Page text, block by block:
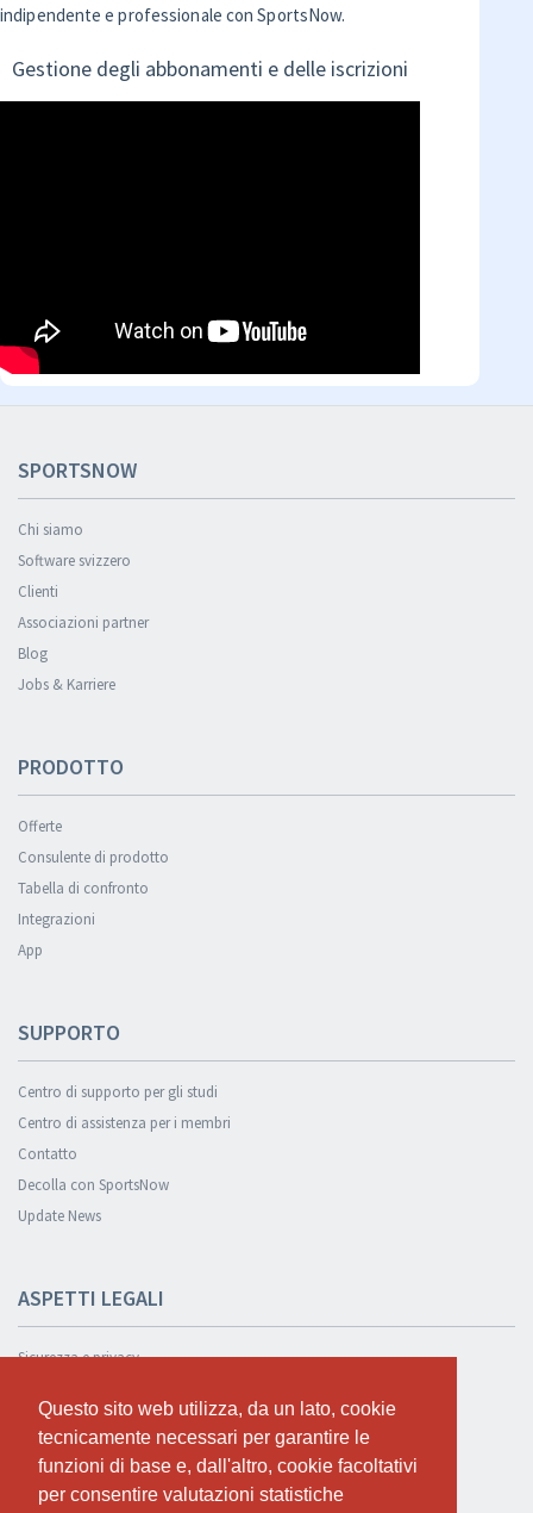
Questo sito web utilizza, da un lato, cookie
tecnicamente necessari per garantire le
funzioni di base e, dall'altro, cookie facoltativi
per consentire valutazioni statistiche
Questo sito web utilizza, da un lato, cookie
tecnicamente necessari per garantire le
funzioni di base e, dall'altro, cookie facoltativi
per consentire valutazioni statistiche
indipendente e professionale con SportsNow.
Gestione degli abbonamenti e delle iscrizioni
SPORTSNOW
Chi siamo
Software svizzero
Clienti
Associazioni partner
Blog
Jobs & Karriere
PRODOTTO
Offerte
Consulente di prodotto
Tabella di confronto
Integrazioni
App
SUPPORTO
Centro di supporto per gli studi
Centro di assistenza per i membri
Contatto
Decolla con SportsNow
Update News
ASPETTI LEGALI
Sicurezza e privacy
Condizioni Generali
Cookie Policy